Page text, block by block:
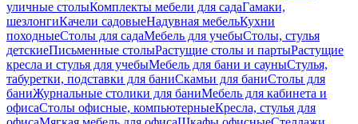
уличные столыКомплекты мебели для садаГамаки,
шезлонгиКачели садовыеНадувная мебельКухни
походныеСтолы для садаМебель для учебыСтолы, стулья
детскиеПисьменные столыРастущие столы и партыРастущие
кресла и стулья для учебыМебель для бани и сауныСтулья,
табуретки, подставки для баниСкамьи для баниСтолы для
баниЖурнальные столики для баниМебель для кабинета и
офисаСтолы офисные, компьютерныеКресла, стулья для